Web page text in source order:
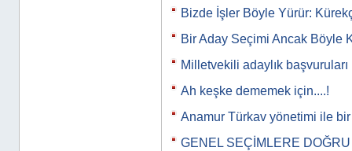
Bizde İşler Böyle Yürür:
Bir Aday Seçimi Ancak Böyle
Milletvekili adaylık başvuruları
Ah keşke dememek için....!
Anamur Türkav yönetimi ile
GENEL SEÇİMLERE DOĞRU